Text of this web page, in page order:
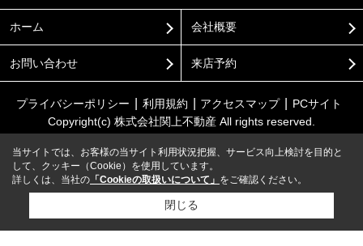
ホーム 会社概要
お問い合わせ 来店予約
プライバシーポリシー 利用規約 アクセスマップ
PCサイト
Copyright(c) 株式会社関上不動産 All rights reserved.
当サイトでは、お客様の当サイト利用状況把握、サービス向上検討を目的と
して、クッキー（Cookie）を使用しています。
詳しくは、当社の 「Cookieの取扱いについて」 をご確認ください。
閉じる